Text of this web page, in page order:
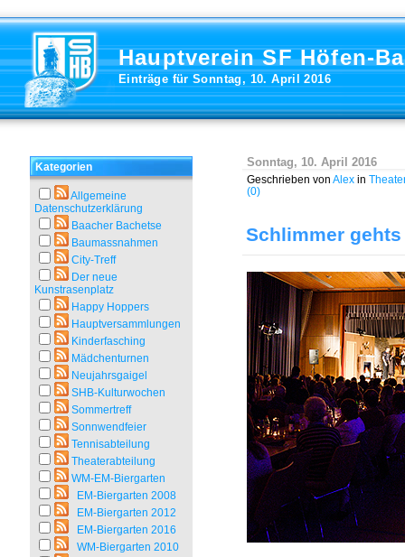
Hauptverein SF Höfen-
Einträge für Sonntag, 10. April 2016
Kategorien
Allgemeine
Datenschutzerklärung
Baacher Bachetse
Baumassnahmen
City-Treff
Der neue
Kunstrasenplatz
Happy Hoppers
Hauptversammlungen
Kinderfasching
Mädchenturnen
Neujahrsgaigel
SHB-Kulturwochen
Sommertreff
Sonnwendfeier
Tennisabteilung
Theaterabteilung
WM-EM-Biergarten
EM-Biergarten 2008
EM-Biergarten 2012
EM-Biergarten 2016
WM-Biergarten 2010
Sonntag, 10. April 2016
Geschrieben von Alex in
(0)
Schlimmer